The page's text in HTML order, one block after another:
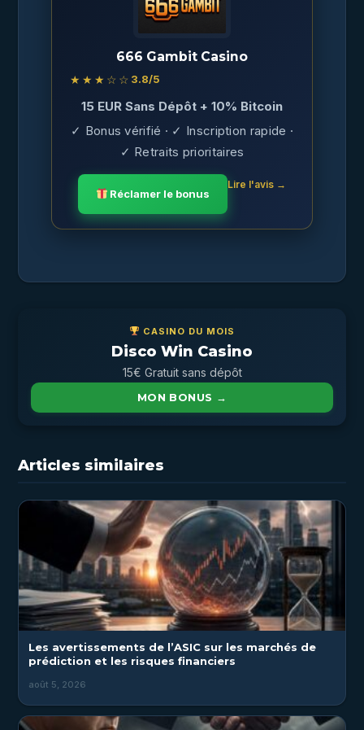
666 Gambit Casino
★★★☆☆ 3.8/5
15 EUR Sans Dépôt + 10% Bitcoin
✓ Bonus vérifié · ✓ Inscription rapide ·
✓ Retraits prioritaires
Réclamer le bonus
Lire l'avis →
CASINO DU MOIS
Disco Win Casino
15€ Gratuit sans dépôt
MON BONUS →
Articles similaires
Les avertissements de l’ASIC sur les marchés de
prédiction et les risques financiers
août 5, 2026